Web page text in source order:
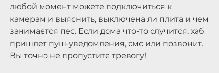
любой момент можете подключиться к
камерам и выяснить, выключена ли плита и чем
занимается пес. Если дома что-то случится, хаб
пришлет пуш-уведомления, смс или позвонит.
Вы точно не пропустите тревогу!